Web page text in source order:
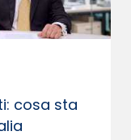
cosa sta